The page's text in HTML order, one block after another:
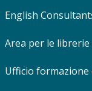
English
Area per le librerie
Ufficio formazione